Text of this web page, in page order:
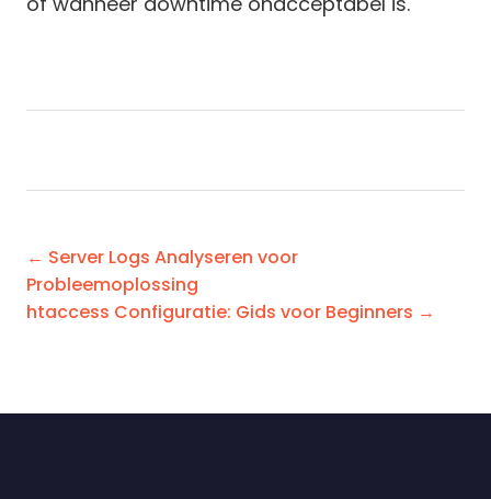
← Server Logs Analyseren voor
Probleemoplossing
htaccess Configuratie: Gids voor Beginners →